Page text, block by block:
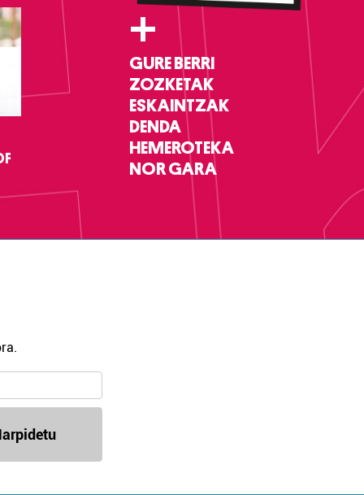
+
GURE BERRI
ZOZKETAK
ESKAINTZAK
DENDA
HEMEROTEKA
NOR GARA